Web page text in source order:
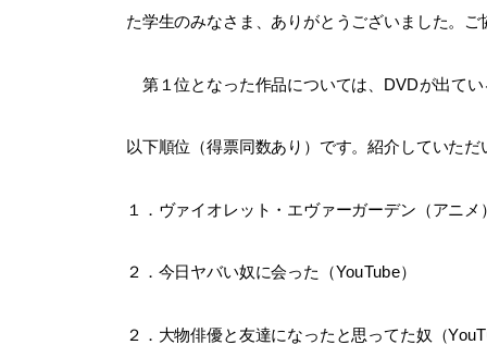
た学生のみなさま、ありがとうございました。ご
第１位となった作品については、DVDが出て
以下順位（得票同数あり）です。紹介していた
１．ヴァイオレット・エヴァーガーデン（アニメ
２．今日ヤバい奴に会った（YouTube）
２．大物俳優と友達になったと思ってた奴（